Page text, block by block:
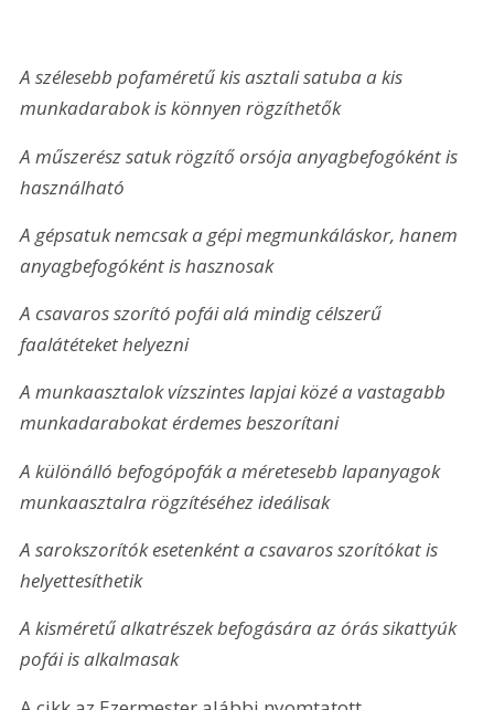
A szélesebb pofaméretű kis asztali satuba a kis
munkadarabok is könnyen rögzíthetők
A műszerész satuk rögzítő orsója anyagbefogóként is
használható
A gépsatuk nemcsak a gépi megmunkáláskor, hanem
anyagbefogóként is hasznosak
A csavaros szorító pofái alá mindig célszerű
faalátéteket helyezni
A munkaasztalok vízszintes lapjai közé a vastagabb
munkadarabokat érdemes beszorítani
A különálló befogópofák a méretesebb lapanyagok
munkaasztalra rögzítéséhez ideálisak
A sarokszorítók esetenként a csavaros szorítókat is
helyettesíthetik
A kisméretű alkatrészek befogására az órás sikattyúk
pofái is alkalmasak